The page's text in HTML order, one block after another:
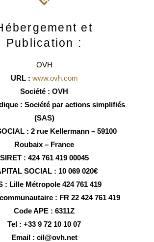
et
Publication :
OVH
URL : www.ovh.com
Société : OVH
: Société par actions simplifiés
(SAS)
: 2 rue Kellermann – 59100
Roubaix – France
SIRET : 424 761 419 00045
SOCIAL : 10 069 020€
: Lille Métropole 424 761 419
: FR 22 424 761 419
Code APE : 6311Z
Tel : +33 9 72 10 10 07
Email : cil@ovh.net